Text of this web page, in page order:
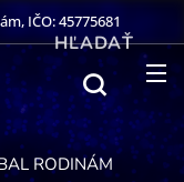
IČO: 45775681
RODINÁM
HĽADAŤ